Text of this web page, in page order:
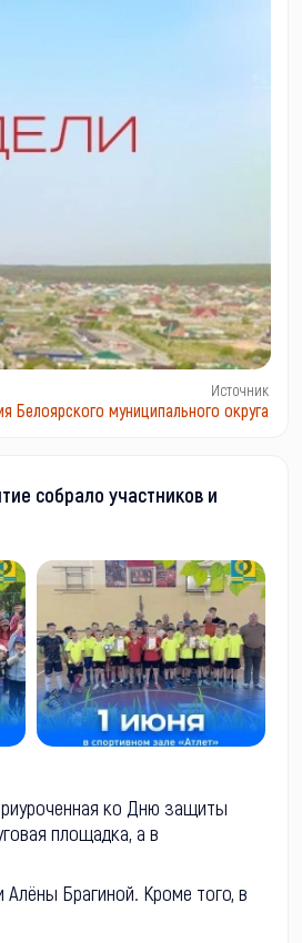
Источник
Белоярского муниципального округа
собрало участников и
ко Дню защиты
площадка, а в
Брагиной. Кроме того, в